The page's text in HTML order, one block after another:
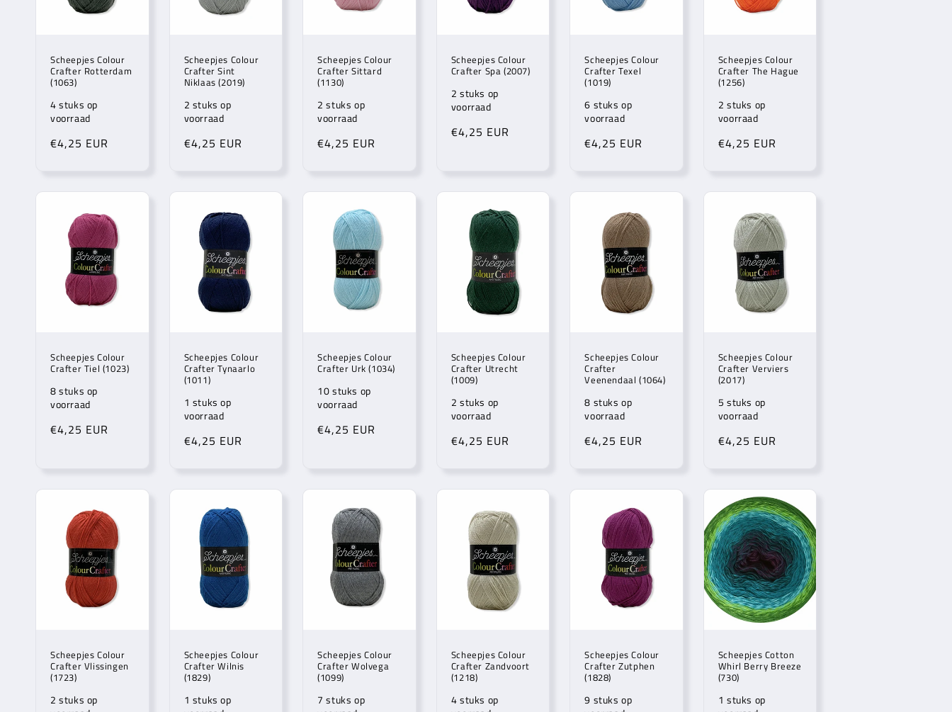
Scheepjes Colour
Crafter Rotterdam
(1063)
4 stuks op
voorraad
Normale
€4,25 EUR
Scheepjes Colour
Crafter Sint
Niklaas (2019)
2 stuks op
voorraad
Normale
€4,25 EUR
Scheepjes Colour
Crafter Sittard
(1130)
2 stuks op
voorraad
Normale
€4,25 EUR
Scheepjes Colour
Crafter Spa (2007)
2 stuks op
voorraad
Normale
€4,25 EUR
Scheepjes Colour
Crafter Texel
(1019)
6 stuks op
voorraad
Normale
€4,25 EUR
Scheepjes Colour
Crafter The Hague
(1256)
2 stuks op
voorraad
Normale
€4,25 EUR
Scheepjes Colour
Crafter Tiel (1023)
8 stuks op
voorraad
Normale
€4,25 EUR
Scheepjes Colour
Crafter Tynaarlo
(1011)
1 stuks op
voorraad
Normale
€4,25 EUR
Scheepjes Colour
Crafter Urk (1034)
10 stuks op
voorraad
Normale
€4,25 EUR
Scheepjes Colour
Crafter Utrecht
(1009)
2 stuks op
voorraad
Normale
€4,25 EUR
Scheepjes Colour
Crafter
Veenendaal (1064)
8 stuks op
voorraad
Normale
€4,25 EUR
Scheepjes Colour
Crafter Verviers
(2017)
5 stuks op
voorraad
Normale
€4,25 EUR
Scheepjes Colour
Crafter Vlissingen
(1723)
2 stuks op
Scheepjes Colour
Crafter Wilnis
(1829)
1 stuks op
Scheepjes Colour
Crafter Wolvega
(1099)
7 stuks op
Scheepjes Colour
Crafter Zandvoort
(1218)
4 stuks op
Scheepjes Colour
Crafter Zutphen
(1828)
9 stuks op
Scheepjes Cotton
Whirl Berry Breeze
(730)
1 stuks op